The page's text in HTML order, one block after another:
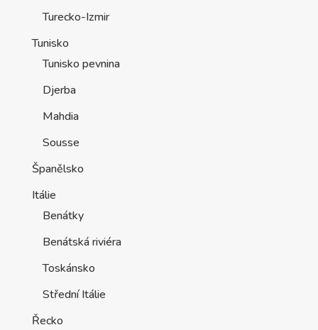
Turecko-Izmir
Tunisko
Tunisko pevnina
Djerba
Mahdia
Sousse
Španělsko
Itálie
Benátky
Benátská riviéra
Toskánsko
Střední Itálie
Řecko